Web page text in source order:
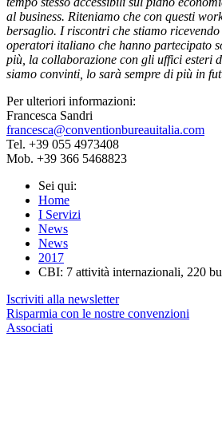
al business. Riteniamo che con questi
bersaglio. I riscontri che stiamo
operatori italiano che hanno partecipato
più, la collaborazione con gli uffici esteri
siamo convinti, lo sarà sempre di più in
Per ulteriori informazioni:
Francesca Sandri
francesca@conventionbureauitalia.com
Tel. +39 055 4973408
Mob. +39 366 5468823
Sei qui:
Home
I Servizi
News
News
2017
CBI: 7 attività internazionali, 220
Iscriviti alla newsletter
Risparmia con le nostre convenzioni
Associati